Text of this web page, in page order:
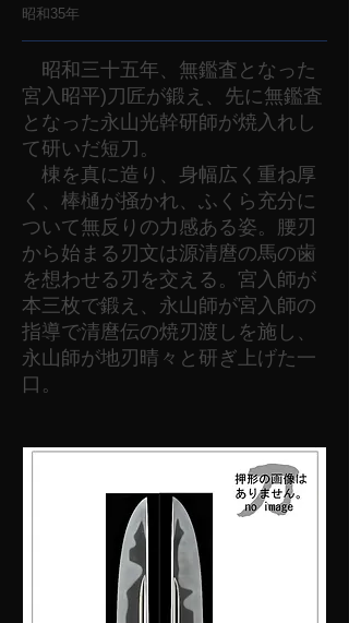
昭和35年
昭和三十五年、無鑑査となった
宮入昭平)刀匠が鍛え、先に無鑑査
となった永山光幹研師が焼入れし
て研いだ短刀。
棟を真に造り、身幅広く重ね厚
く、棒樋が掻かれ、ふくら充分に
ついて無反りの力感ある姿。腰刃
から始まる刃文は源清麿の馬の歯
を想わせる刃を交える。宮入師が
本三枚で鍛え、永山師が宮入師の
指導で清麿伝の焼刃渡しを施し、
永山師が地刃晴々と研ぎ上げた一
口。